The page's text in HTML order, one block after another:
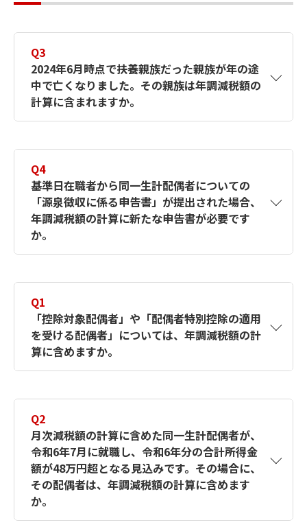
Q3
2024年6月時点で扶養親族だった親族が年の途
中で亡くなりました。その親族は年調減税額の
計算に含まれますか。
Q4
基準日在職者から同一生計配偶者についての
「源泉徴収に係る申告書」が提出された場合、
年調減税額の計算に新たな申告書が必要です
か。
係る申告書」の提出が必要です。
Q1
「控除対象配偶者」や「配偶者特別控除の適用
を受ける配偶者」については、年調減税額の計
算に含めますか。
の計算に含めることとされています。
一方、「配偶者特別控除の適用を受ける配偶
者」については、年調減税額の計算に含める
ことはできません。
Q2
月次減税額の計算に含めた同一生計配偶者が、
令和6年7月に就職し、令和6年分の合計所得金
額が48万円超となる見込みです。その場合に、
その配偶者は、年調減税額の計算に含めます
か。